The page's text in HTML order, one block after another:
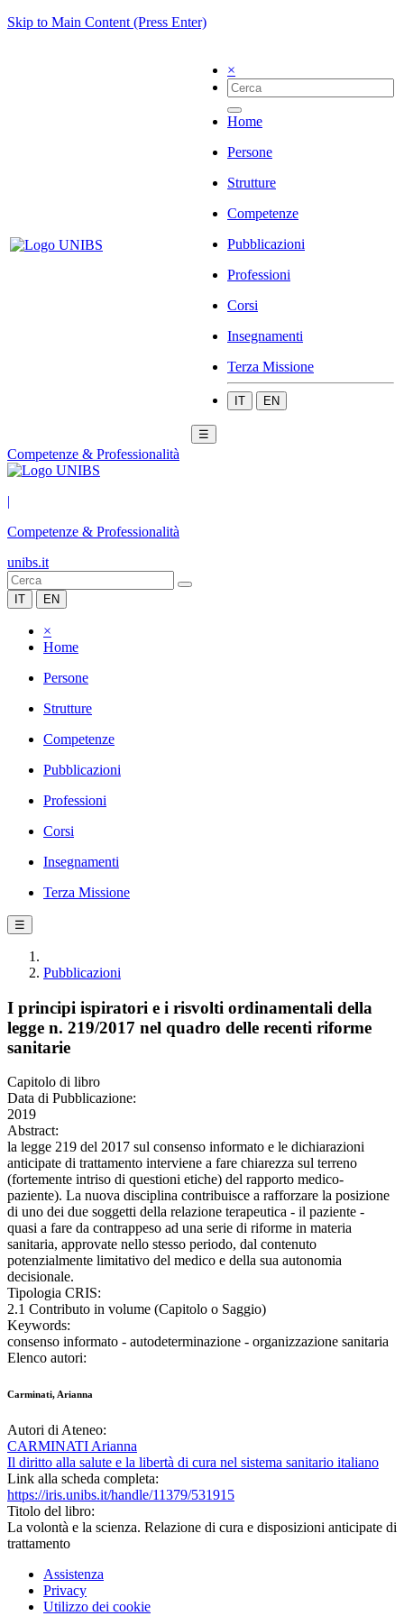
Skip to Main Content (Press Enter)
×
Home
Persone
Strutture
Competenze
Pubblicazioni
Professioni
Corsi
Insegnamenti
Terza Missione
IT EN
☰
Competenze & Professionalità
|
Competenze & Professionalità
unibs.it
IT EN
×
Home
Persone
Strutture
Competenze
Pubblicazioni
Professioni
Corsi
Insegnamenti
Terza Missione
☰
Pubblicazioni
I principi ispiratori e i risvolti ordinamentali della
legge n. 219/2017 nel quadro delle recenti riforme
sanitarie
Capitolo di libro
Data di Pubblicazione:
2019
Abstract:
la legge 219 del 2017 sul consenso informato e le dichiarazioni
anticipate di trattamento interviene a fare chiarezza sul terreno
(fortemente intriso di questioni etiche) del rapporto medico-
paziente). La nuova disciplina contribuisce a rafforzare la posizione
di uno dei due soggetti della relazione terapeutica - il paziente -
quasi a fare da contrappeso ad una serie di riforme in materia
sanitaria, approvate nello stesso periodo, dal contenuto
potenzialmente limitativo del medico e della sua autonomia
decisionale.
Tipologia CRIS:
2.1 Contributo in volume (Capitolo o Saggio)
Keywords:
consenso informato - autodeterminazione - organizzazione sanitaria
Elenco autori:
Carminati, Arianna
Autori di Ateneo:
CARMINATI Arianna
Il diritto alla salute e la libertà di cura nel sistema sanitario italiano
Link alla scheda completa:
https://iris.unibs.it/handle/11379/531915
Titolo del libro:
La volontà e la scienza. Relazione di cura e disposizioni anticipate di
trattamento
Assistenza
Privacy
Utilizzo dei cookie